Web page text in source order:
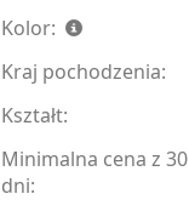
Kolor:
Kraj pochodzenia:
Kształt:
Minimalna cena z 30
dni: